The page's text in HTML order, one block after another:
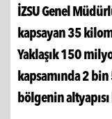
İZSU Genel
kapsayan 35
Yaklaşık 150
kapsamında 2
bölgenin